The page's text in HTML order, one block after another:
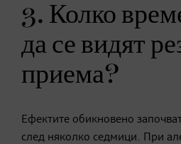
3. Колко
да се видят
приема?
Ефектите обикновено
след няколко седмици. При